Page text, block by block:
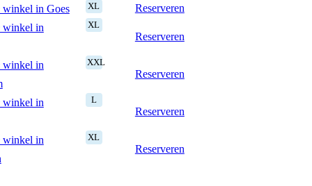
in Goes XL
Reserveren
winkel in
XL
Reserveren
winkel in
XXL
Reserveren
winkel in
L
Reserveren
winkel in
XL
Reserveren